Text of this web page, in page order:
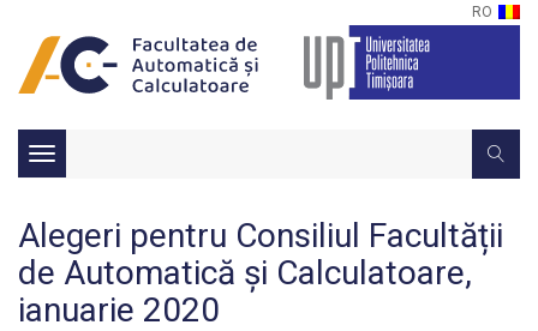
RO
Toggle
navigation
Alegeri pentru Consiliul Facultății
de Automatică și Calculatoare,
ianuarie 2020